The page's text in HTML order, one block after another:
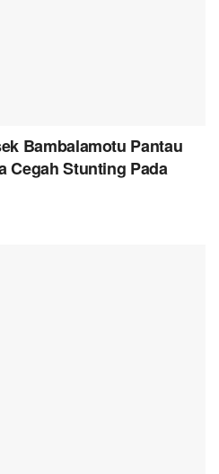
Bambalamotu Pantau
Cegah Stunting Pada